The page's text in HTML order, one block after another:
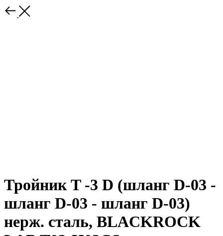
Тройник T -3 D (шланг D-03 -
шланг D-03 - шланг D-03)
нерж. сталь, BLACKROCK